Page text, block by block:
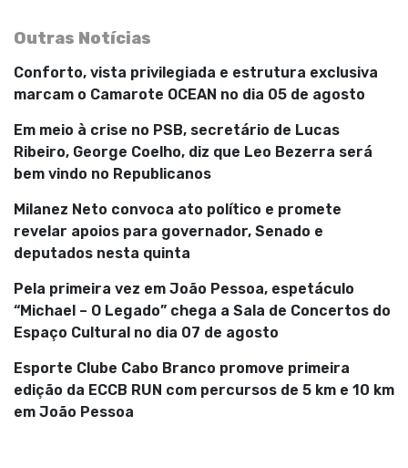
Outras Notícias
Conforto, vista privilegiada e estrutura exclusiva
marcam o Camarote OCEAN no dia 05 de agosto
Em meio à crise no PSB, secretário de Lucas
Ribeiro, George Coelho, diz que Leo Bezerra será
bem vindo no Republicanos
Milanez Neto convoca ato político e promete
revelar apoios para governador, Senado e
deputados nesta quinta
Pela primeira vez em João Pessoa, espetáculo
“Michael – O Legado” chega a Sala de Concertos do
Espaço Cultural no dia 07 de agosto
Esporte Clube Cabo Branco promove primeira
edição da ECCB RUN com percursos de 5 km e 10 km
em João Pessoa